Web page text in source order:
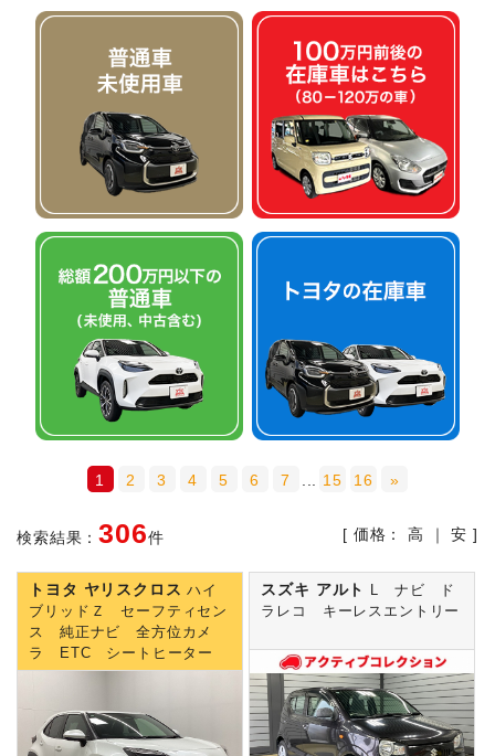
1 2 3 4 5 6 7 15 16 »
[ 価格：高 ｜安 ]
検索結果：306件
トヨタ ヤリスクロスハイ
ブリッドＺ セーフティセン
ス 純正ナビ 全方位カメ
ラ ETC シートヒーター
スズキ アルト
L ナビ ド
ラレコ キーレスエントリー